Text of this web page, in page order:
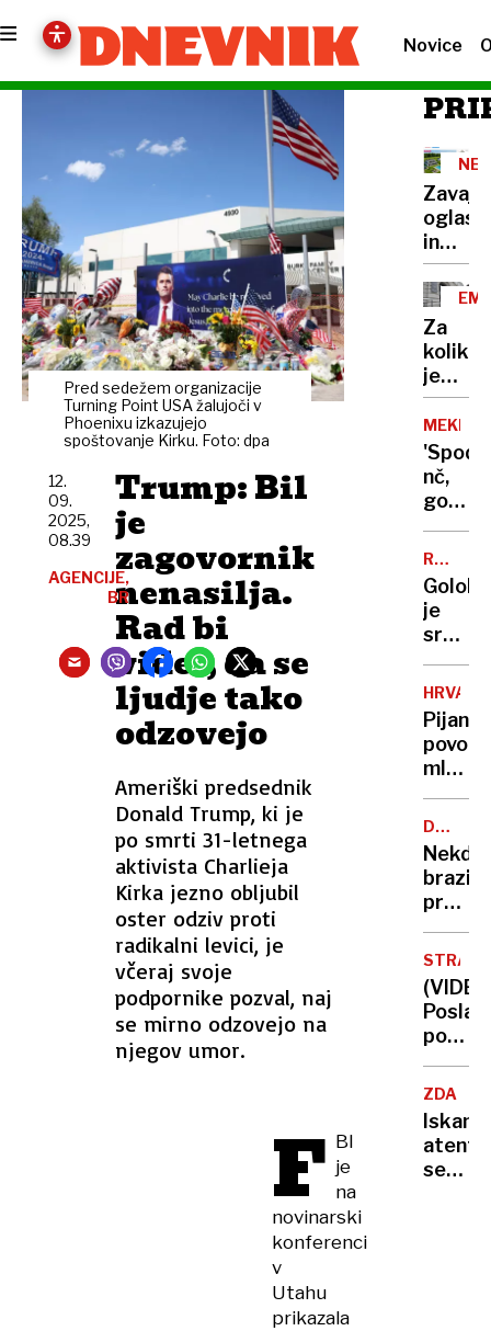
Novice
Pred sedežem organizacije
Turning Point USA žalujoči v
Phoenixu izkazujejo
spoštovanje Kirku. Foto: dpa
Trump: Bil
je
zagovornik
nenasilja.
Rad bi
videl, da se
ljudje tako
odzovejo
Ameriški predsednik
Donald Trump, ki je
po smrti 31-letnega
aktivista Charlieja
Kirka jezno obljubil
oster odziv proti
radikalni levici, je
včeraj svoje
podpornike pozval, naj
se mirno odzovejo na
njegov umor.
12.
09.
2025,
08.39
AGENCIJE,
BR
F BI
je
na
novinarski
konferenci
v
Utahu
prikazala
oglas
in
burni
odzivi:
V
ne
bo
Za
koliko
je
upnike
MEKINJE
'Spodi
nč,
gor
pa bl
mau':
intimni
del
naših
RUMENE
NOVICE
Golob
je
kuje
Bor
Zuljan
še ni
ločen
Pijan
povozil
mlado
mama
umrla,
postal
invalid
UDAR
gre
v
zapor
za
27
let
po
minute
molka
za
Kirka
ZDA
Iskanje
se